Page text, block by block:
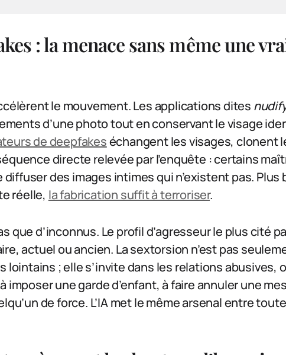
: la menace sans même une
le mouvement. Les applications dites
d’une photo tout en conservant le visage
de deepfakeséchangent les visages, clonent
directe relevée par l’enquête : certains
des images intimes qui n’existent pas. Plus
réelle, la fabrication suffit à terroriser.
que d’inconnus. Le profil d’agresseur le plus cité
actuel ou ancien. La sextorsion n’est pas
lointains ; elle s’invite dans les relations abusives,
imposer une garde d’enfant, à faire annuler une
de force. L’IA met le même arsenal entre